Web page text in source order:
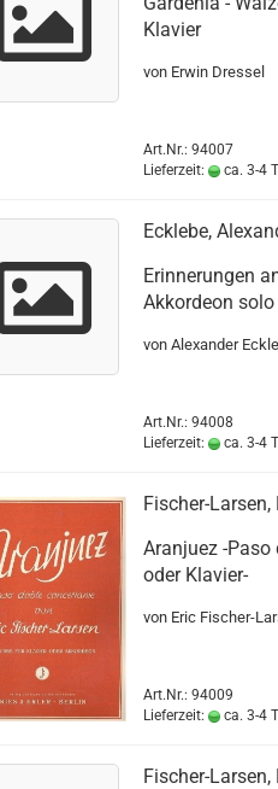
Klavier
von Erwin Dressel
Art.Nr.: 94007
Lieferzeit:
ca. 3-4
Ecklebe,
Erinnerungen
Akkordeon
von Alexander
Art.Nr.: 94008
Lieferzeit:
ca. 3-4
Fischer-
Aranjuez -
oder Klavier-
von Eric Fischer-
Art.Nr.: 94009
Lieferzeit:
ca. 3-4
Fischer-